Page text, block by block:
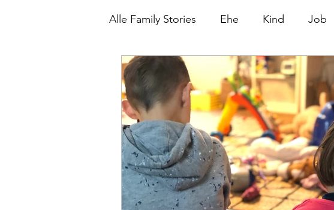
Alle Family Stories Ehe Kind Job
Gewinnspiel